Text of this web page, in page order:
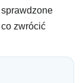
zwrócić